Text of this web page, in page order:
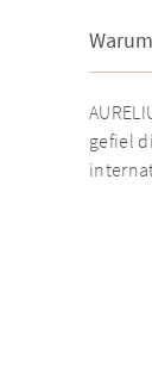
gefiel